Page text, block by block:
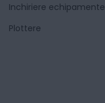
Inchiriere echipamente
Plottere